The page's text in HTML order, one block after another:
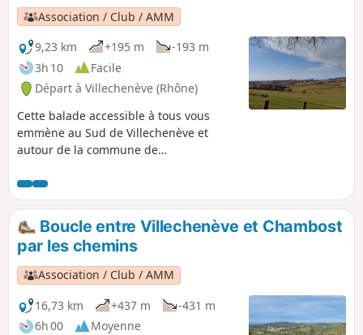
Association / Club / AMM
9,23 km
+195 m
-193 m
3h 10
Facile
Départ à Villechenève (Rhône)
Cette balade accessible à tous vous
emmène au Sud de Villechenève et
autour de la commune de
peu de dénivelé dans une belle
campagne.
Boucle entre Villechenève et Chambost
par les chemins
Association / Club / AMM
16,73 km
+437 m
-431 m
6h 00
Moyenne